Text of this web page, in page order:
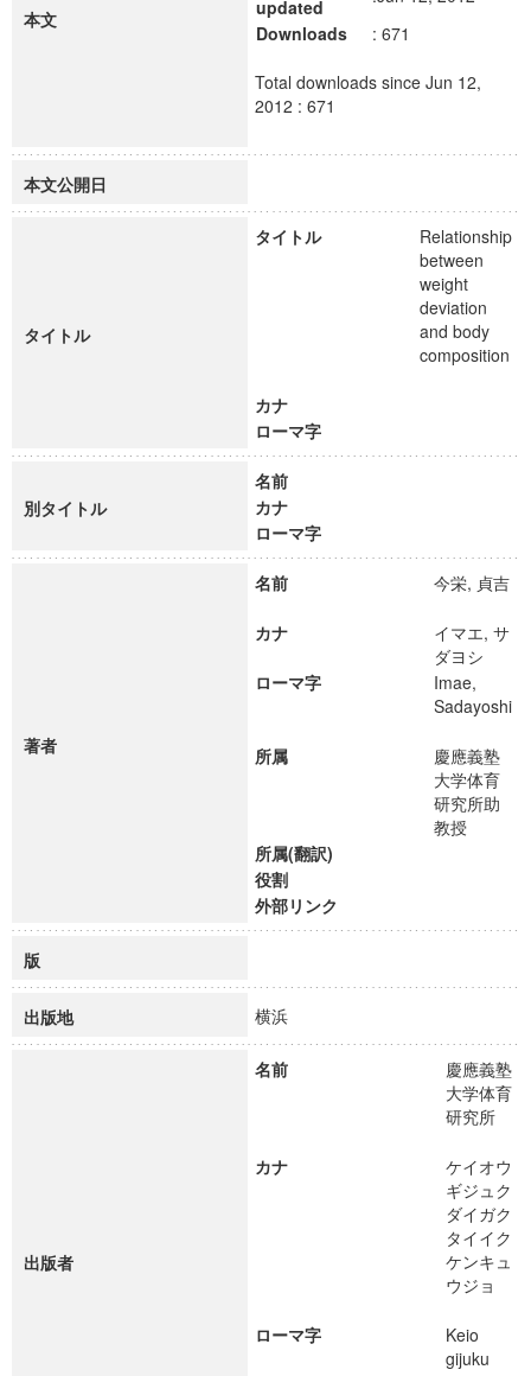
本文
updated
Downloads
: 671
Total downloads since Jun 12,
2012 : 671
本文公開日
タイトル
タイトル
Relationship
between
weight
deviation
and body
composition
カナ
ローマ字
別タイトル
名前
カナ
ローマ字
著者
名前 今栄, 貞吉
カナ
イマエ, サ
ダヨシ
ローマ字
Imae,
Sadayoshi
所属
慶應義塾
大学体育
研究所助
教授
所属(翻訳)
役割
外部リンク
版
出版地 横浜
出版者
名前
慶應義塾
大学体育
研究所
カナ
ケイオウ
ギジュク
ダイガク
タイイク
ケンキュ
ウジョ
ローマ字
Keio
gijuku